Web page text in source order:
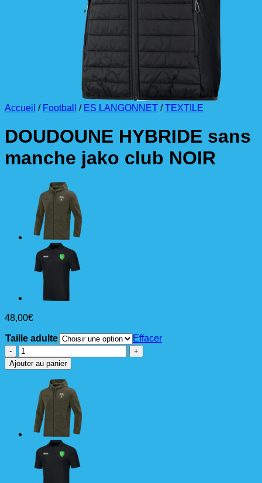
Accueil / Football / ES LANGONNET / TEXTILE
DOUDOUNE HYBRIDE sans
manche jako club NOIR
48,00€
Taille adulte
Effacer
quantité
de
DOUDOUNE
HYBRIDE
manche
club
NOIR
Ajouter au panier